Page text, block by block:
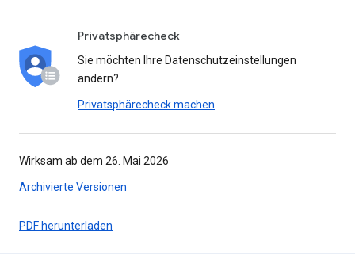
Privatsphärecheck
Sie möchten Ihre Datenschutzeinstellungen
ändern?
Privatsphärecheck machen
Wirksam ab dem 26. Mai 2026
Archivierte Versionen
PDF herunterladen